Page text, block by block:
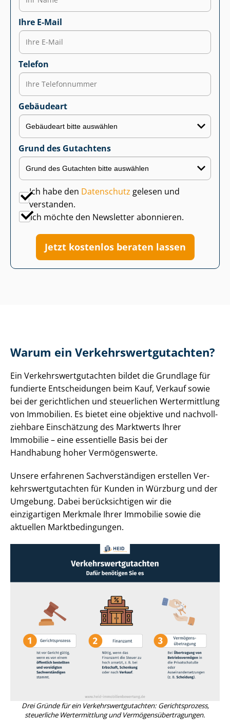
Ihre E-Mail
Telefon
Gebäudeart
Grund des Gutachtens
Ich habe den Datenschutz gelesen und
verstanden.
Ich möchte den Newsletter abonnieren.
Jetzt kostenlos beraten lassen
Warum ein Ver­kehrs­wert­gut­ach­ten?
Ein Ver­kehrs­wert­gut­ach­ten bildet die Grundlage für
fundierte Entscheidungen beim Kauf, Verkauf sowie
bei der gerichtlichen und steuerlichen Wertermittlung
von Immobilien. Es bietet eine objektive und nach­voll­
zieh­ba­re Einschätzung des Marktwerts Ihrer
Immobilie – eine essentielle Basis bei der
Handhabung hoher Vermögenswerte.
Unsere erfahrenen Sach­ver­stän­di­gen erstellen Ver­
kehrs­wert­gut­ach­ten für Kunden in Würzburg und der
Umgebung. Dabei berücksichtigen wir die
einzigartigen Merkmale Ihrer Immobilie sowie die
aktuellen Markt­be­din­gun­gen.
Drei Gründe für ein Ver­kehrs­wert­gut­ach­ten: Gerichtsprozess,
steuerliche Wertermittlung und Ver­mö­gens­über­tra­gun­gen.